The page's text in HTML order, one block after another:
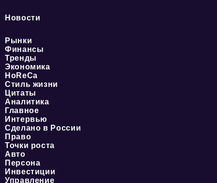
Новости
Рынки
Финансы
Тренды
Экономика
HoReCa
Стиль жизни
Цитаты
Аналитика
Главное
Интервью
Сделано в России
Право
Точки роста
Авто
Персона
Инвестиции
Управление